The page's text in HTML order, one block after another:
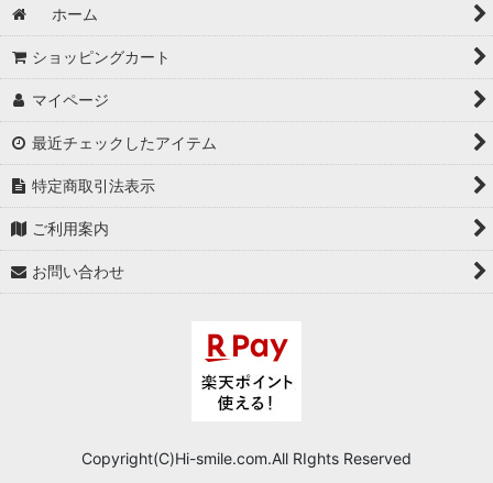
ホーム
ショッピングカート
マイページ
最近チェックしたアイテム
特定商取引法表示
ご利用案内
お問い合わせ
Copyright(C)Hi-smile.com.All RIghts Reserved